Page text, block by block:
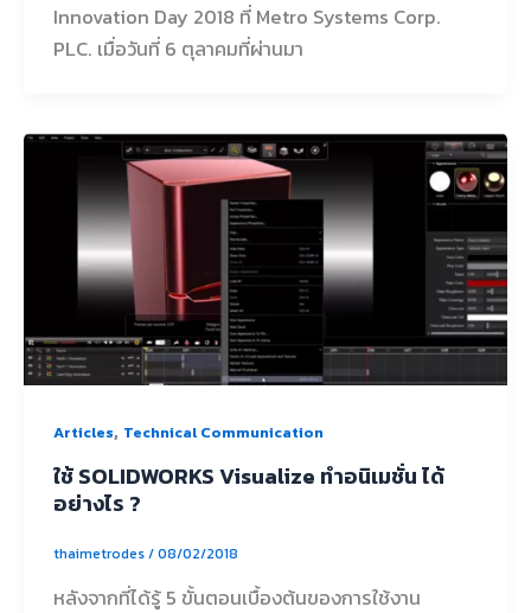
Innovation Day 2018 ที่ Metro Systems Corp.
PLC. เมื่อวันที่ 6 ตุลาคมที่ผ่านมา
Articles, Technical Communication
ใช้ SOLIDWORKS Visualize ทำอนิเมชั่น ได้
อย่างไร ?
thaimetrodes/08/02/2018
หลังจากที่ได้รู้ 5 ขั้นตอนเบื้องต้นของการใช้งาน